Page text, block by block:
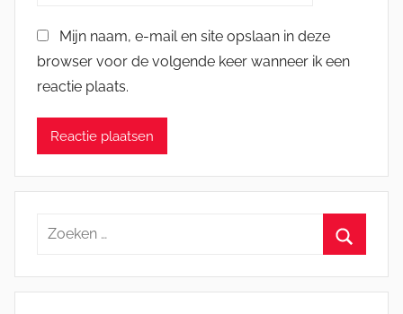
Mijn naam, e-mail en site opslaan in deze
browser voor de volgende keer wanneer ik een
reactie plaats.
Zoeken